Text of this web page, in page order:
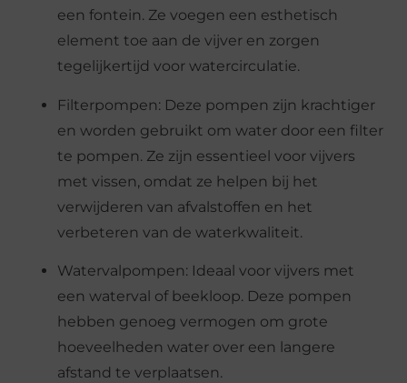
een fontein. Ze voegen een esthetisch
element toe aan de vijver en zorgen
tegelijkertijd voor watercirculatie.
Filterpompen: Deze pompen zijn krachtiger
en worden gebruikt om water door een filter
te pompen. Ze zijn essentieel voor vijvers
met vissen, omdat ze helpen bij het
verwijderen van afvalstoffen en het
verbeteren van de waterkwaliteit.
Watervalpompen: Ideaal voor vijvers met
een waterval of beekloop. Deze pompen
hebben genoeg vermogen om grote
hoeveelheden water over een langere
afstand te verplaatsen.